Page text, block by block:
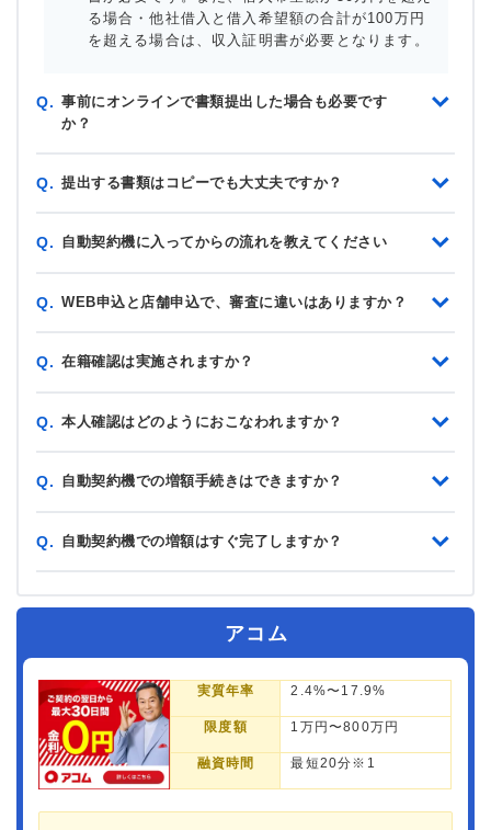
る場合・他社借入と借入希望額の合計が100万円
を超える場合は、収入証明書が必要となります。
Q. 事前にオンラインで書類提出した場合も必要です
か？
Q. 提出する書類はコピーでも大丈夫ですか？
Q. 自動契約機に入ってからの流れを教えてください
Q. WEB申込と店舗申込で、審査に違いはありますか？
Q. 在籍確認は実施されますか？
Q. 本人確認はどのようにおこなわれますか？
Q. 自動契約機での増額手続きはできますか？
Q. 自動契約機での増額はすぐ完了しますか？
アコム
実質年率 2.4%〜17.9%
限度額 1万円〜800万円
融資時間 最短20分※1